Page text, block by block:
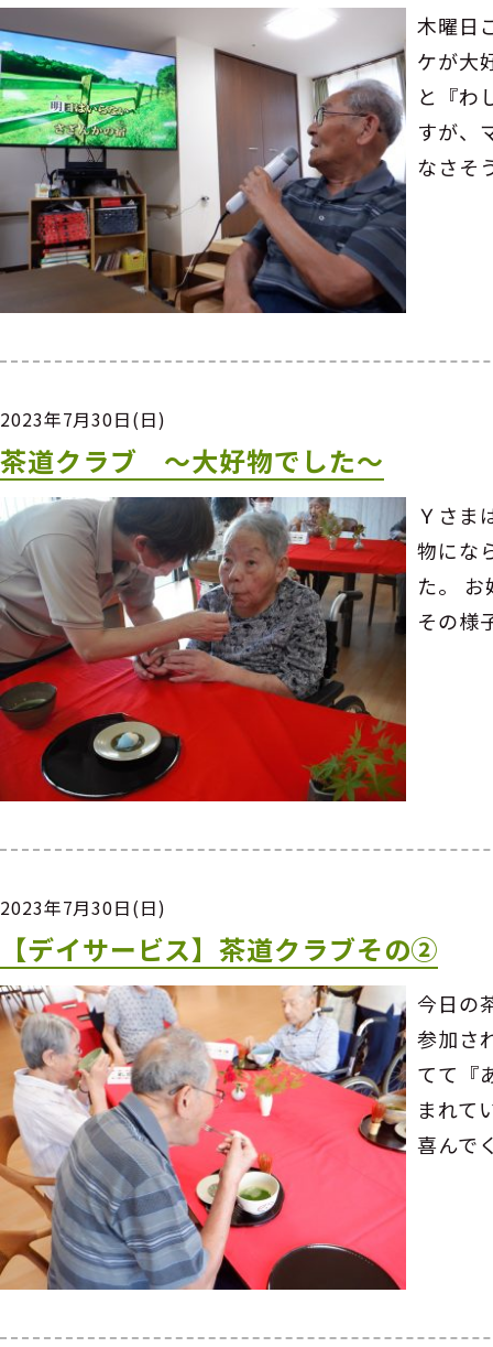
木曜日
ケが大
と『わ
すが、
なさそ
2023年7月30日(日)
茶道クラブ ～大好物でした～
Ｙさま
物にな
た。
その様
2023年7月30日(日)
【デイサービス】茶道クラブその②
今日の
参加さ
てて『
まれて
喜んで